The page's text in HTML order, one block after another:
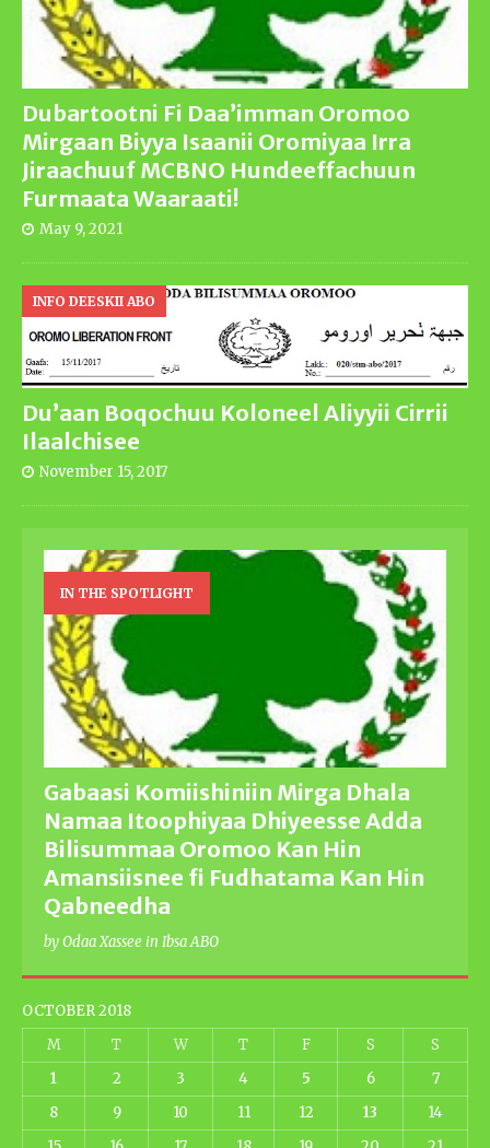
Dubartootni Fi Daa’imman Oromoo
Mirgaan Biyya Isaanii Oromiyaa Irra
Jiraachuuf MCBNO Hundeeffachuun
Furmaata Waaraati!
May 9, 2021
Du’aan Boqochuu Koloneel Aliyyii Cirrii
Ilaalchisee
INFO DEESKII ABO
November 15, 2017
IN THE SPOTLIGHT
Gabaasi Komiishiniin Mirga Dhala
Namaa Itoophiyaa Dhiyeesse Adda
Bilisummaa Oromoo Kan Hin
Amansiisnee fi Fudhatama Kan Hin
Qabneedha
by Odaa Xassee in Ibsa ABO
OCTOBER 2018
M
T W T F S
S
1
2 3 4 5 6
7
8
9 10 11 12 13
14